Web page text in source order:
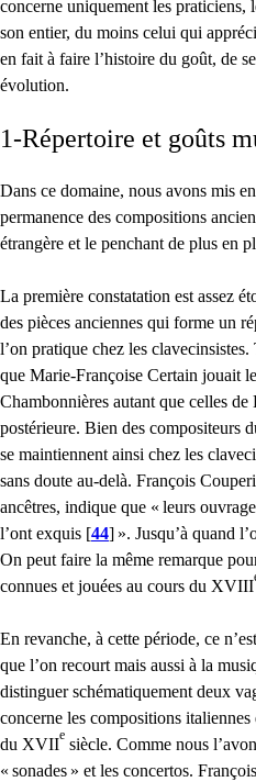
concerne uniquement les praticiens,
son entier, du moins celui qui
en fait à faire l’histoire du goût, de
évolution.
1-Répertoire et goûts
Dans ce domaine, nous avons mis
permanence des compositions
étrangère et le penchant de plus en
La première constatation est assez
des pièces anciennes qui forme un
l’on pratique chez les
que Marie-Françoise Certain jouait
Chambonnières autant que celles
postérieure. Bien des compositeurs
se maintiennent ainsi chez les
sans doute au-delà. François
ancêtres, indique que « leurs
l’ont exquis [44] ». Jusqu’à quand
On peut faire la même remarque
connues et jouées au cours du XVIII
En revanche, à cette période, ce
que l’on recourt mais aussi à la
distinguer schématiquement deux
concerne les compositions
du XVII
e
siècle. Comme nous
« sonades » et les concertos.